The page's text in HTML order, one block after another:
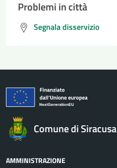
Problemi in città
Segnala disservizio
Comune di Siracusa
AMMINISTRAZIONE